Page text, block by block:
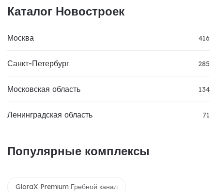
Каталог Новостроек
Москва 416
Санкт-Петербург 285
Московская область 134
Ленинградская область 71
Популярные комплексы
GloraX Premium Гребной канал